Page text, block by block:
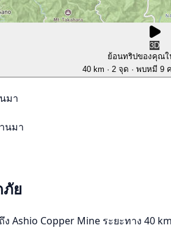
3D
ย้อนทริปของคุณใ
40 km · 2 จุด · พบหมี 9
มา
นมา
ย
ง Ashio Copper Mine ระยะทาง 40